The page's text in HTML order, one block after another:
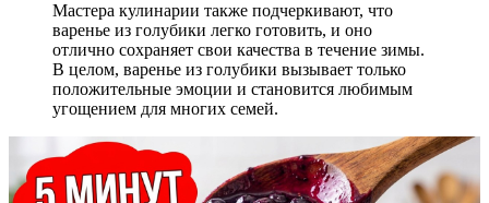
Мастера кулинарии также подчеркивают, что
варенье из голубики легко готовить, и оно
отлично сохраняет свои качества в течение зимы.
В целом, варенье из голубики вызывает только
положительные эмоции и становится любимым
угощением для многих семей.